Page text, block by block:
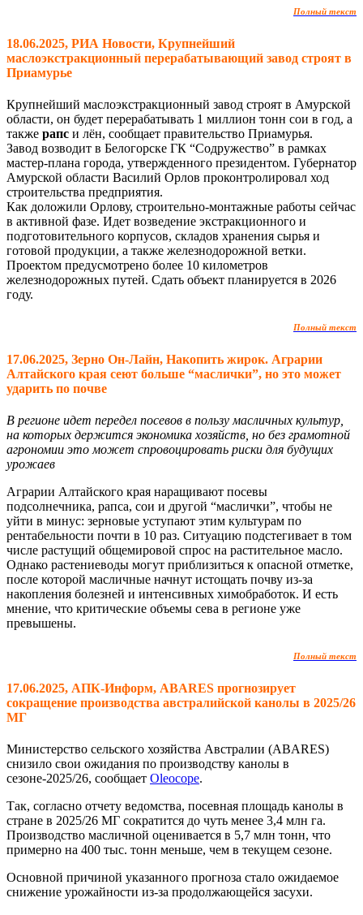
Полный текст
18.06.2025, РИА Новости, Крупнейший
маслоэкстракционный перерабатывающий завод строят в
Приамурье
Крупнейший маслоэкстракционный завод строят в Амурской
области, он будет перерабатывать 1 миллион тонн сои в год, а
также рапс и лён, сообщает правительство Приамурья.
Завод возводит в Белогорске ГК “Содружество” в рамках
мастер-плана города, утвержденного президентом. Губернатор
Амурской области Василий Орлов проконтролировал ход
строительства предприятия.
Как доложили Орлову, строительно-монтажные работы сейчас
в активной фазе. Идет возведение экстракционного и
подготовительного корпусов, складов хранения сырья и
готовой продукции, а также железнодорожной ветки.
Проектом предусмотрено более 10 километров
железнодорожных путей. Сдать объект планируется в 2026
году.
Полный текст
17.06.2025, Зерно Он-Лайн, Накопить жирок. Аграрии
Алтайского края сеют больше “маслички”, но это может
ударить по почве
В регионе идет передел посевов в пользу масличных культур,
на которых держится экономика хозяйств, но без грамотной
агрономии это может спровоцировать риски для будущих
урожаев
Аграрии Алтайского края наращивают посевы
подсолнечника, рапса, сои и другой “маслички”, чтобы не
уйти в минус: зерновые уступают этим культурам по
рентабельности почти в 10 раз. Ситуацию подстегивает в том
числе растущий общемировой спрос на растительное масло.
Однако растениеводы могут приблизиться к опасной отметке,
после которой масличные начнут истощать почву из-за
накопления болезней и интенсивных химобработок. И есть
мнение, что критические объемы сева в регионе уже
превышены.
Полный текст
17.06.2025, АПК-Информ, ABARES прогнозирует
сокращение производства австралийской канолы в 2025/26
МГ
Министерство сельского хозяйства Австралии (ABARES)
снизило свои ожидания по производству канолы в
сезоне-2025/26, сообщает Oleocope.
Так, согласно отчету ведомства, посевная площадь канолы в
стране в 2025/26 МГ сократится до чуть менее 3,4 млн га.
Производство масличной оценивается в 5,7 млн ​​тонн, что
примерно на 400 тыс. тонн меньше, чем в текущем сезоне.
Основной причиной указанного прогноза стало ожидаемое
снижение урожайности из-за продолжающейся засухи.